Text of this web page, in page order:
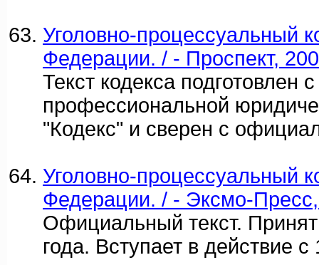
Уголовно-процессуальный
Федерации. / - Проспект,
Текст кодекса подготовлен
профессиональной
"Кодекс" и сверен с
Уголовно-процессуальный
Федерации. / - Эксмо-
Официальный текст.
года. Вступает в действие